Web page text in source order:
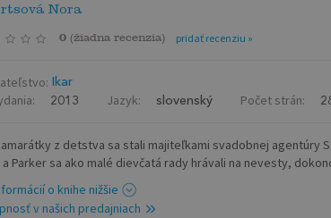
Nora
0 (žiadna recenzia) pridať recenziu »
Ikar
2013 Jazyk: slovenský Počet strán:
z detstva sa stali majiteľkami svadobnej agentúry
a Parker sa ako malé dievčatá rady hrávali na nevesty,
o knihe nižšie
v našich predajniach